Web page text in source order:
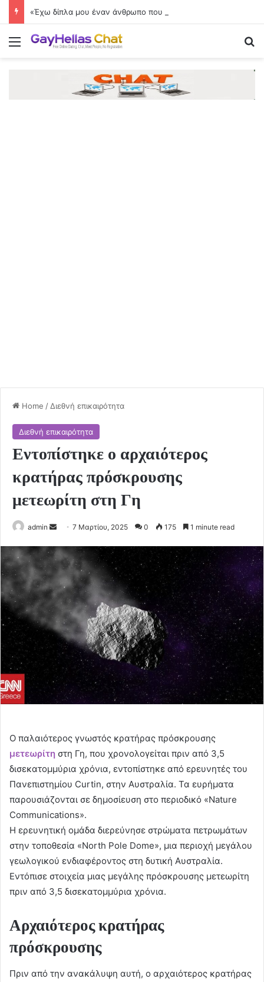
Menu
Home / Διεθνή επικαιρότητα
Διεθνή επικαιρότητα
Εντοπίστηκε ο αρχαιότερος
κρατήρας πρόσκρουσης
μετεωρίτη στη Γη
admin
Send
email
7 Μαρτίου, 2025 0 175 1 minute read
Ο παλαιότερος γνωστός κρατήρας πρόσκρουσης
μετεωρίτη στη Γη, που χρονολογείται πριν από 3,5
δισεκατομμύρια χρόνια, εντοπίστηκε από ερευνητές του
Πανεπιστημίου Curtin, στην Αυστραλία. Τα ευρήματα
παρουσιάζονται σε δημοσίευση στο περιοδικό «Nature
Communications».
Η ερευνητική ομάδα διερεύνησε στρώματα πετρωμάτων
στην τοποθεσία «North Pole Dome», μια περιοχή μεγάλου
γεωλογικού ενδιαφέροντος στη δυτική Αυστραλία.
Εντόπισε στοιχεία μιας μεγάλης πρόσκρουσης μετεωρίτη
πριν από 3,5 δισεκατομμύρια χρόνια.
Αρχαιότερος κρατήρας
πρόσκρουσης
Πριν από την ανακάλυψη αυτή, ο αρχαιότερος κρατήρας